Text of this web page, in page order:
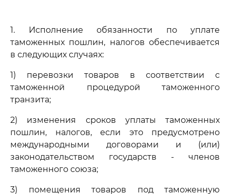
1. Исполнение обязанности по уплате
таможенных пошлин, налогов обеспечивается
в следующих случаях:
1) перевозки товаров в соответствии с
таможенной процедурой таможенного
транзита;
2) изменения сроков уплаты таможенных
пошлин, налогов, если это предусмотрено
международными договорами и (или)
законодательством государств - членов
таможенного союза;
3) помещения товаров под таможенную